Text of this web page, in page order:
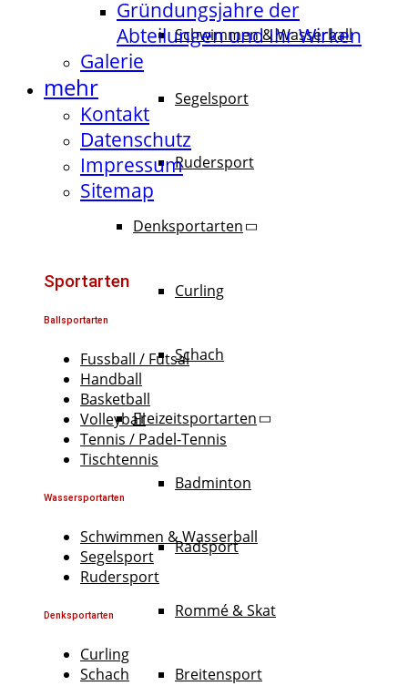
Schwimmen & Wasserball
Segelsport
Rudersport
Denksportarten
Curling
Schach
Freizeitsportarten
Badminton
Radsport
Rommé & Skat
Breitensport
Gründungsjahre der
Abteilungen und Ihr Wirken
Galerie
mehr
Kontakt
Datenschutz
Impressum
Sitemap
Sportarten
Ballsportarten
Fussball / Futsal
Handball
Basketball
Volleyball
Tennis / Padel-Tennis
Tischtennis
Wassersportarten
Schwimmen & Wasserball
Segelsport
Rudersport
Denksportarten
Curling
Schach